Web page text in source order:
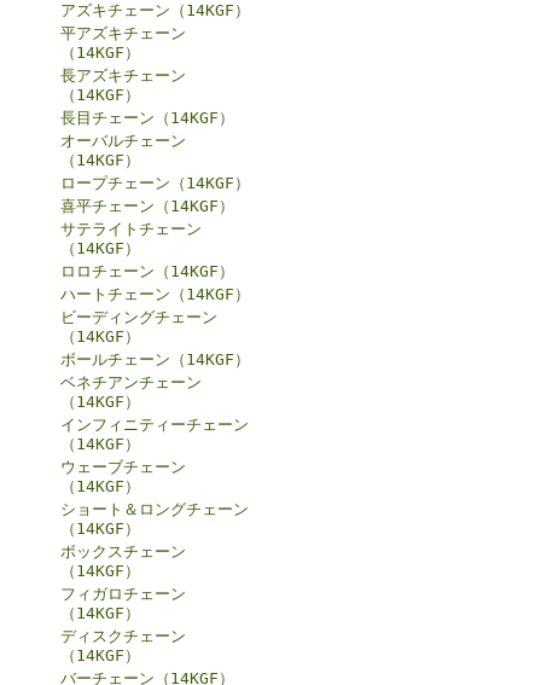
アズキチェーン（14KGF）
平アズキチェーン
（14KGF）
長アズキチェーン
（14KGF）
長目チェーン（14KGF）
オーバルチェーン
（14KGF）
ロープチェーン（14KGF）
喜平チェーン（14KGF）
サテライトチェーン
（14KGF）
ロロチェーン（14KGF）
ハートチェーン（14KGF）
ビーディングチェーン
（14KGF）
ボールチェーン（14KGF）
ベネチアンチェーン
（14KGF）
インフィニティーチェーン
（14KGF）
ウェーブチェーン
（14KGF）
ショート＆ロングチェーン
（14KGF）
ボックスチェーン
（14KGF）
フィガロチェーン
（14KGF）
ディスクチェーン
（14KGF）
バーチェーン（14KGF）